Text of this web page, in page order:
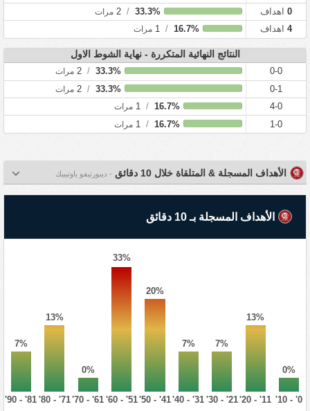
0 اهداف 33.3%
/
2 مرات
4 اهداف 16.7%
/
1 مرات
النتائج النهائية المتكررة - نهاية الشوط الاول
0-0
33.3%
/
2 مرات
0-1
33.3%
/
2 مرات
4-0
16.7%
/
1 مرات
1-0
16.7%
/ مرات
الأهداف المسجلة & المتلقاة خلال 10 دقائق - ديبورتيفو ياوتيبيك
الأهداف المسجلة بـ 10 دقائق
7%
13%
0%
33%
20%
7% 7%
13%
0%
81' - 90' 71' - 80' 61' - 70' 51' - 60' 41' - 50' 31' - 40' 21' - 30' 11' - 20' 0' - 10'